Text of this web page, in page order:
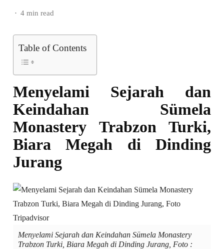
4 min read
Table of Contents
Menyelami Sejarah dan
Keindahan Sümela
Monastery Trabzon Turki,
Biara Megah di Dinding
Jurang
Menyelami Sejarah dan Keindahan Sümela Monastery
Trabzon Turki, Biara Megah di Dinding Jurang, Foto :